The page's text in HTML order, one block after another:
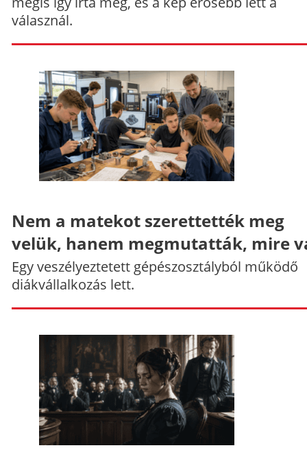
válasznál.
Nem a matekot szerettették meg
velük, hanem megmutatták, mire
Egy veszélyeztetett gépészosztályból működő
diákvállalkozás lett.